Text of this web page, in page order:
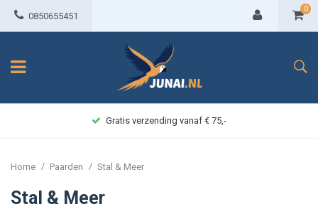
0850655451
0
Gratis verzending vanaf € 75,-
Home / Paarden / Stal & Meer
Stal & Meer